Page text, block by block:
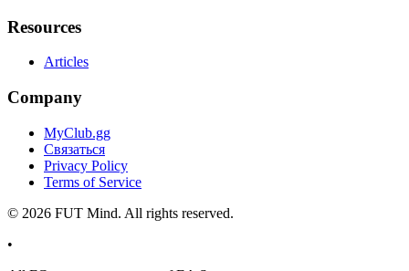
Resources
Articles
Company
MyClub.gg
Связаться
Privacy Policy
Terms of Service
© 2026 FUT Mind. All rights reserved.
•